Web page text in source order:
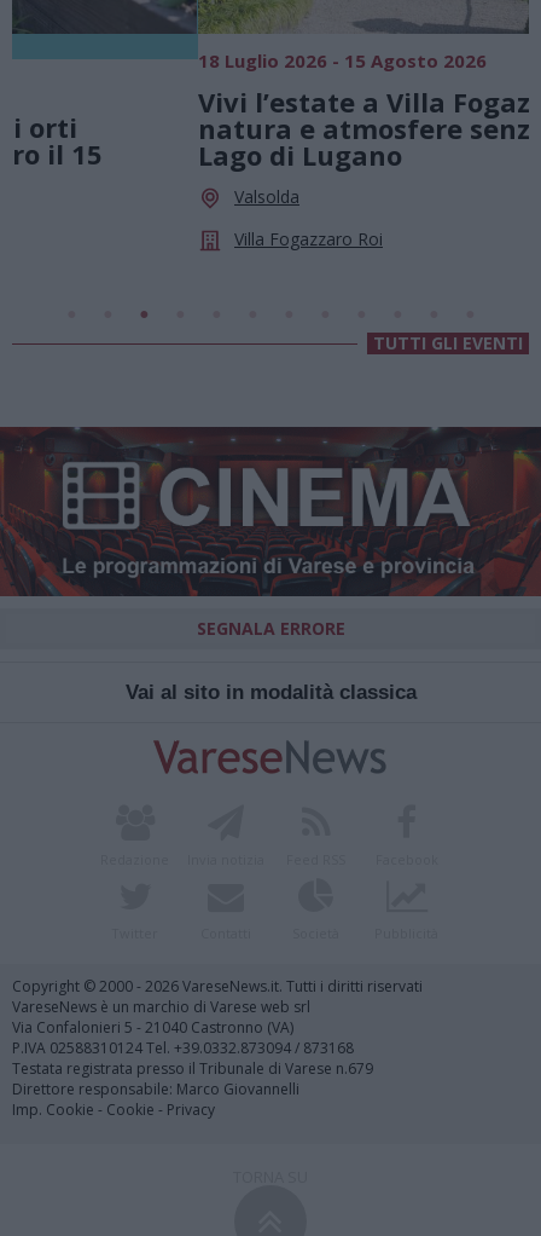
18 Luglio 2026 - 15 Agosto 2026
Vivi l’estate a Villa Fogazzaro Roi. Tra
natura e atmosfere senza tempo sul
Lago di Lugano
TUTTI GLI EVENTI
SEGNALA ERRORE
Vai al sito in modalità classica
Copyright © 2000 - 2026 VareseNews.it. Tutti i diritti riservati
VareseNews è un marchio di Varese web srl
Via Confalonieri 5 - 21040 Castronno (VA)
P.IVA 02588310124 Tel. +39.0332.873094 / 873168
Testata registrata presso il Tribunale di Varese n.679
Direttore responsabile: Marco Giovannelli
Imp. Cookie - Cookie - Privacy